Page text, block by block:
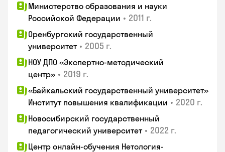
Министерство образования и науки
Российской Федерации • 2011 г.
Оренбургский государственный
университет • 2005 г.
НОУ ДПО «Экспертно-методический
центр» • 2019 г.
«Байкальский государственный университет»
Институт повышения квалификации • 2020 г.
Новосибирский государственный
педагогический университет • 2022 г.
Центр онлайн-обучения Нетология-